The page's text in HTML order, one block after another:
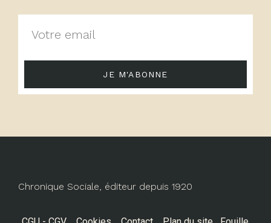
JE M'ABONNE
Chronique Sociale, éditeur depuis 1920